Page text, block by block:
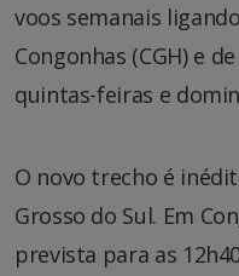
voos semanais
Congonhas (CGH) e
quintas-feiras e
O novo trecho é
Grosso do Sul. Em
prevista para as